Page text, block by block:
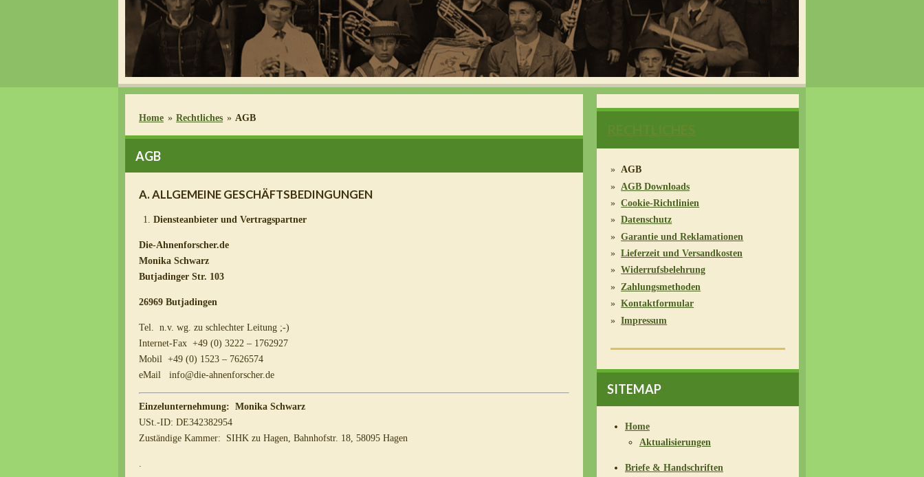
Home » Rechtliches » AGB
AGB
A. ALLGEMEINE GESCHÄFTSBEDINGUNGEN
Diensteanbieter und Vertragspartner
Die-Ahnenforscher.de
Monika Schwarz
Butjadinger Str. 103
26969 Butjadingen
Tel. n.v. wg. zu schlechter Leitung ;-)
Internet-Fax +49 (0) 3222 – 1762927
Mobil +49 (0) 1523 – 7626574
eMail info@die-ahnenforscher.de
Einzelunternehmung: Monika Schwarz
USt.-ID: DE342382954
Zuständige Kammer: SIHK zu Hagen, Bahnhofstr. 18, 58095 Hagen
.
AGB
AGB Downloads
Cookie-Richtlinien
Datenschutz
Garantie und Reklamationen
Lieferzeit und Versandkosten
Widerrufsbelehrung
Zahlungsmethoden
Kontaktformular
Impressum
SITEMAP
Home
Aktualisierungen
Briefe & Handschriften